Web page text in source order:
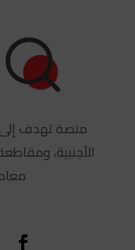
منصة تهدف إلى
الأجنبية،